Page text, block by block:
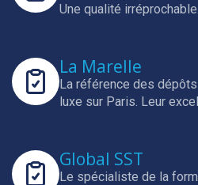
Une qualité irréprochable.
La Marelle
La référence des
luxe sur Paris. Leur
Global SST
Le spécialiste de la